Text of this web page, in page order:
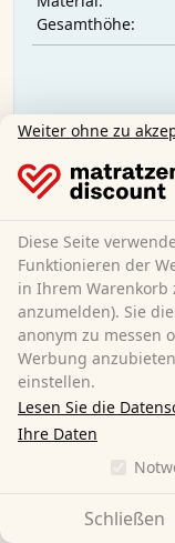
Gesamthöhe:
Weiter ohne zu
Diese Seite
Funktionieren der
in Ihrem Warenkorb
anzumelden). Sie
anonym zu messen
Werbung
einstellen.
Lesen Sie die
Ihre Daten
Schließen